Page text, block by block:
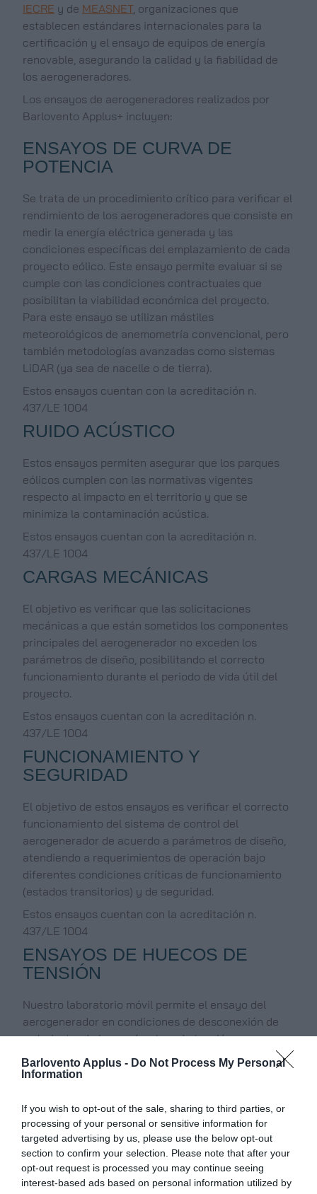
Barlovento Applus - Do Not Process My Personal
Information
If you wish to opt-out of the sale, sharing to third parties, or
processing of your personal or sensitive information for
targeted advertising by us, please use the below opt-out
section to confirm your selection. Please note that after your
opt-out request is processed you may continue seeing
interest-based ads based on personal information utilized by
IECRE y de MEASNET, organizaciones que
establecen estándares internacionales para la
certificación y el ensayo de equipos de energía
renovable, asegurando la calidad y la fiabilidad de
los aerogeneradores.
Los ensayos de aerogeneradores realizados por
Barlovento Applus+ incluyen:
ENSAYOS DE CURVA DE
POTENCIA
Se trata de un procedimiento crítico para verificar el
rendimiento de los aerogeneradores que consiste en
medir la energía eléctrica generada y las
condiciones específicas del emplazamiento de cada
proyecto eólico. Este ensayo permite evaluar si se
cumple con las condiciones contractuales que
posibilitan la viabilidad económica del proyecto.
Para este ensayo se utilizan mástiles
meteorológicos de anemometría convencional, pero
también metodologías avanzadas como sistemas
LiDAR (ya sea de nacelle o de tierra).
Estos ensayos cuentan con la acreditación n.
437/LE 1004
RUIDO ACÚSTICO
Estos ensayos permiten asegurar que los parques
eólicos cumplen con las normativas vigentes
respecto al impacto en el territorio y que se
minimiza la contaminación acústica.
Estos ensayos cuentan con la acreditación n.
437/LE 1004
CARGAS MECÁNICAS
El objetivo es verificar que las solicitaciones
mecánicas a que están sometidos los componentes
principales del aerogenerador no exceden los
parámetros de diseño, posibilitando el correcto
funcionamiento durante el periodo de vida útil del
proyecto.
Estos ensayos cuentan con la acreditación n.
437/LE 1004
FUNCIONAMIENTO Y
SEGURIDAD
El objetivo de estos ensayos es verificar el correcto
funcionamiento del sistema de control del
aerogenerador de acuerdo a parámetros de diseño,
atendiendo a requerimientos de operación bajo
diferentes condiciones críticas de funcionamiento
(estados transitorios) y de seguridad.
Estos ensayos cuentan con la acreditación n.
437/LE 1004
ENSAYOS DE HUECOS DE
TENSIÓN
Nuestro laboratorio móvil permite el ensayo del
aerogenerador en condiciones de desconexión de
red, ajustando los parámetros de tensión
independiente de la red, y de cara a la verificación
del cumplimiento de los diferentes códigos de red
Nuestro laboratorio eléctrico cuenta con
acreditaciones para realizar ensayos en más de 20
países y actualmente se está realizando el proceso
de acreditación para varios otros códigos de red en
un proceso de continuo crecimiento.